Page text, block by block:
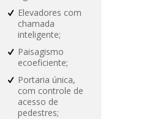
Elevadores com
chamada
inteligente;
Paisagismo
ecoeficiente;
Portaria única,
com controle de
acesso de
pedestres;